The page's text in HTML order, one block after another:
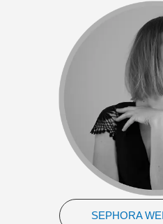
SEPHORA